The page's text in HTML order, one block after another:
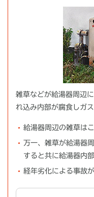
雑草などが給湯器周辺
れ込み内部が腐食しガ
給湯器周辺の雑草は
万一、雑草が給湯器
すると共に給湯器内
経年劣化による事故